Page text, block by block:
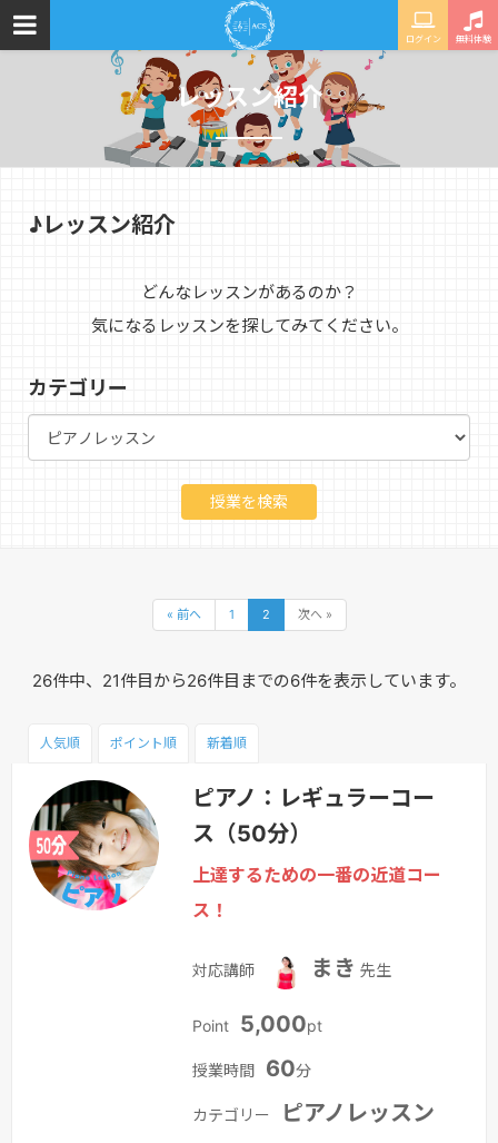
ログイン 無料体験
レッスン紹介
♪レッスン紹介
どんなレッスンがあるのか？
気になるレッスンを探してみてください。
カテゴリー
« 前へ 1 2 次へ »
26件中、21件目から26件目までの6件を表示しています。
人気順 ポイント順 新着順
ピアノ：レギュラーコー
ス（50分）
上達するための一番の近道コー
ス！
対応講師 まき 先生
Point 5,000pt
授業時間 60分
カテゴリー
ピアノレッスン